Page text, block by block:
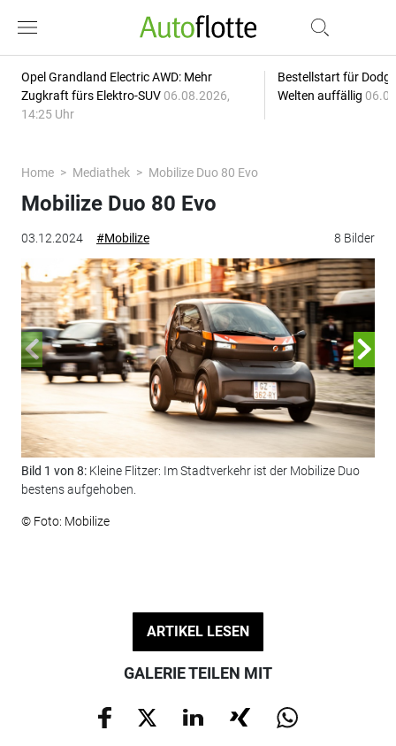
Opel Grandland Electric AWD: Mehr
Zugkraft fürs Elektro-SUV 06.08.2026,
14:25 Uhr
Bestellstart für
Welten auffällig
Home Mediathek Mobilize Duo 80 Evo
03.12.2024 #Mobilize 8 Bilder
Mobilize Duo 80 Evo
Bild 1 von 8: Kleine Flitzer: Im Stadtverkehr ist der Mobilize Duo
bestens aufgehoben.
© Foto: Mobilize
ARTIKEL LESEN
GALERIE TEILEN MIT